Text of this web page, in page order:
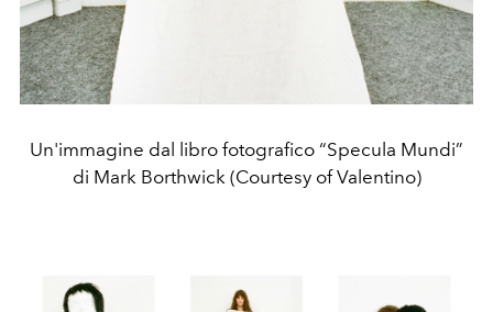
Un'immagine dal libro fotografico “Specula Mundi”
di Mark Borthwick (Courtesy of Valentino)